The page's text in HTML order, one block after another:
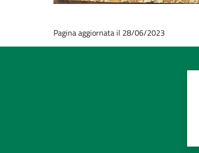
Pagina aggiornata il 28/06/2023